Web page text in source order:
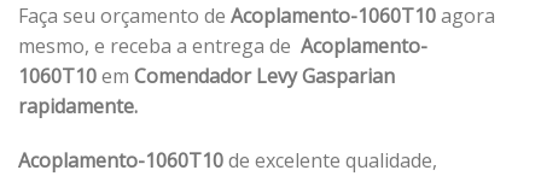
Faça seu orçamento de Acoplamento-1060T10agora
mesmo, e receba a entrega de Acoplamento-
1060T10em Comendador Levy Gasparian
rapidamente.
Acoplamento-1060T10de excelente qualidade,